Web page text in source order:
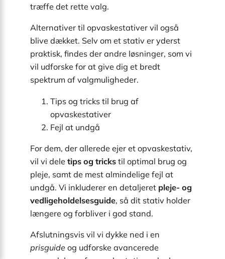
træffe det rette valg.
Alternativer til opvaskestativer vil også
blive dækket. Selv om et stativ er yderst
praktisk, findes der andre løsninger, som vi
vil udforske for at give dig et bredt
spektrum af valgmuligheder.
Tips og tricks til brug af
opvaskestativer
Fejl at undgå
For dem, der allerede ejer et opvaskestativ,
vil vi dele tips og tricks til optimal brug og
pleje, samt de mest almindelige fejl at
undgå. Vi inkluderer en detaljeret pleje- og
vedligeholdelsesguide, så dit stativ holder
længere og forbliver i god stand.
Afslutningsvis vil vi dykke ned i en
prisguide og udforske avancerede